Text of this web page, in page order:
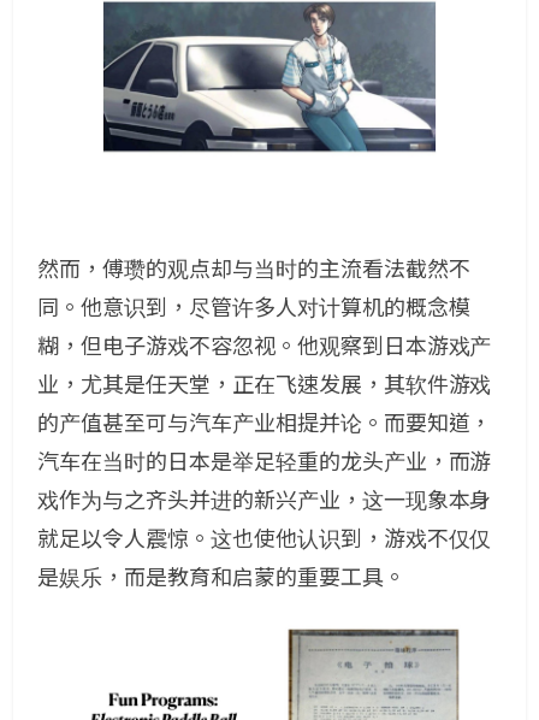
然而，傅瓒的观点却与当时的主流看法截然不
同。他意识到，尽管许多人对计算机的概念模
糊，但电子游戏不容忽视。他观察到日本游戏产
业，尤其是任天堂，正在飞速发展，其软件游戏
的产值甚至可与汽车产业相提并论。而要知道，
汽车在当时的日本是举足轻重的龙头产业，而游
戏作为与之齐头并进的新兴产业，这一现象本身
就足以令人震惊。这也使他认识到，游戏不仅仅
是娱乐，而是教育和启蒙的重要工具。